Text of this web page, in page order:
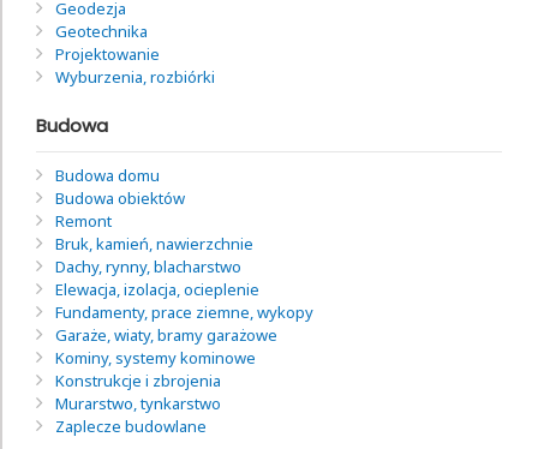
Geodezja
Geotechnika
Projektowanie
Wyburzenia, rozbiórki
Budowa
Budowa domu
Budowa obiektów
Remont
Bruk, kamień, nawierzchnie
Dachy, rynny, blacharstwo
Elewacja, izolacja, ocieplenie
Fundamenty, prace ziemne, wykopy
Garaże, wiaty, bramy garażowe
Kominy, systemy kominowe
Konstrukcje i zbrojenia
Murarstwo, tynkarstwo
Zaplecze budowlane